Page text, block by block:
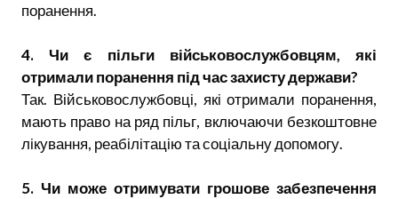
поранення.
4. Чи є пільги військовослужбовцям, які
отримали поранення під час захисту держави?
Так. Військовослужбовці, які отримали поранення,
мають право на ряд пільг, включаючи безкоштовне
лікування, реабілітацію та соціальну допомогу.
5. Чи може отримувати грошове забезпечення